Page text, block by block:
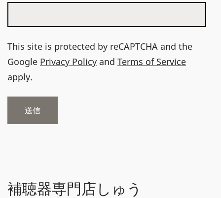
This site is protected by reCAPTCHA and the
Google Privacy Policy and Terms of Service
apply.
補聴器専門店しゅう